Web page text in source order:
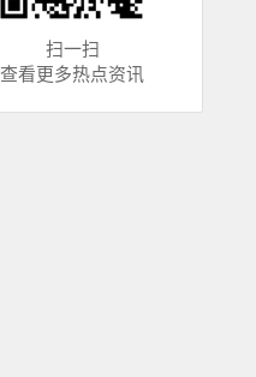
扫一扫
查看更多热点资讯